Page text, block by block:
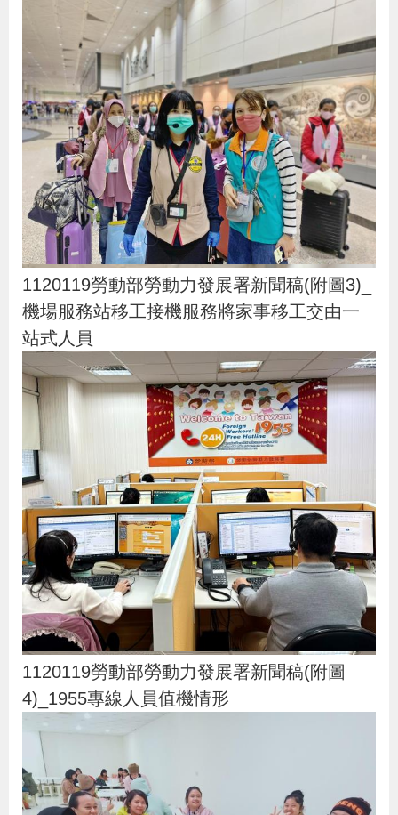
1120119勞動部勞動力發展署新聞稿(附圖3)_
機場服務站移工接機服務將家事移工交由一
站式人員
1120119勞動部勞動力發展署新聞稿(附圖
4)_1955專線人員值機情形